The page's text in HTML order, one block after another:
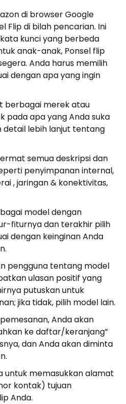
di browser Google
Flip di bilah pencarian. Ini
kunci yang berbeda
anak-anak, Ponsel flip
Anda harus memilih
dengan apa yang ingin
berbagai merek atau
pada apa yang Anda suka
lebih lanjut tentang
semua deskripsi dan
penyimpanan internal,
, jaringan & konektivitas,
model dengan
fiturnya dan terakhir pilih
dengan keinginan Anda
pengguna tentang model
ulasan positif yang
putuskan untuk
jika tidak, pilih model lain.
Anda akan
ke daftar/keranjang”
dan Anda akan diminta
untuk memasukkan alamat
kontak) tujuan
Anda.